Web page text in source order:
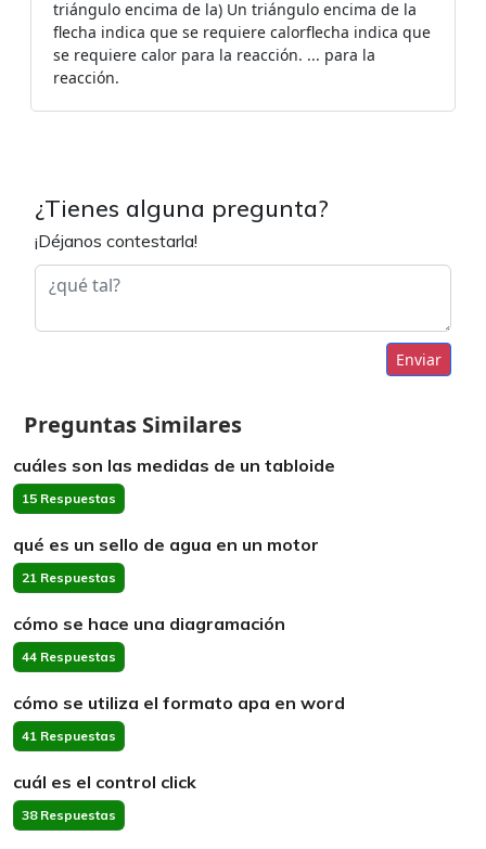
triángulo encima de la) Un triángulo encima de la
flecha indica que se requiere calorflecha indica que
se requiere calor para la reacción. ... para la
reacción.
¿Tienes alguna pregunta?
¡Déjanos contestarla!
Enviar
Preguntas Similares
cuáles son las medidas de un tabloide
15 Respuestas
qué es un sello de agua en un motor
21 Respuestas
cómo se hace una diagramación
44 Respuestas
cómo se utiliza el formato apa en word
41 Respuestas
cuál es el control click
38 Respuestas